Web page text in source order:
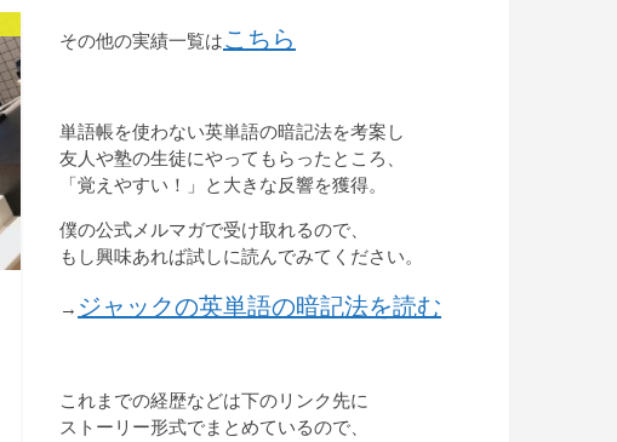
その他の実績一覧はこちら
単語帳を使わない英単語の暗記法を考案し
友人や塾の生徒にやってもらったところ、
「覚えやすい！」と大きな反響を獲得。
僕の公式メルマガで受け取れるので、
もし興味あれば試しに読んでみてください。
→ ジャックの英単語の暗記法を読む
これまでの経歴などは下のリンク先に
ストーリー形式でまとめているので、